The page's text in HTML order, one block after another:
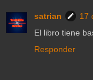
satrian
17
El libro tiene
Responder